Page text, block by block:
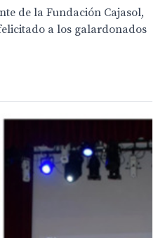
de la Fundación Cajasol,
a los galardonados